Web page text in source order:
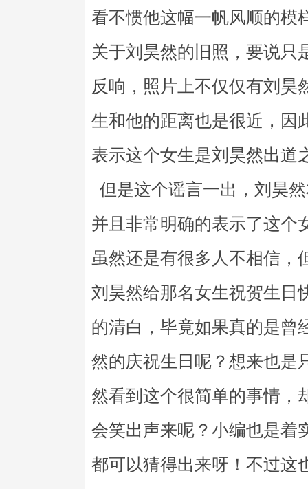
看不惯他这幅一帆风顺的模
关于刘昊然的旧照，要说只
反响，照片上不仅仅有刘昊
生和他的距离也是很近，因
表示这个女生是刘昊然出道
但是这个谣言一出，刘昊
并且非常明确的表示了这个
虽然还是有很多人不相信，
刘昊然给那名女生祝贺生日
的清白，毕竟如果真的是曾
然的庆祝生日呢？想来也是
然看到这个很简单的事情，
会笑出声来呢？小编也是着
都可以猜得出来呀！不过这